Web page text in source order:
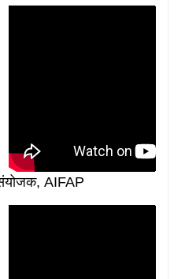
AIFAP